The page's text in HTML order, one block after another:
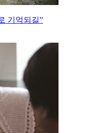
기억되길”